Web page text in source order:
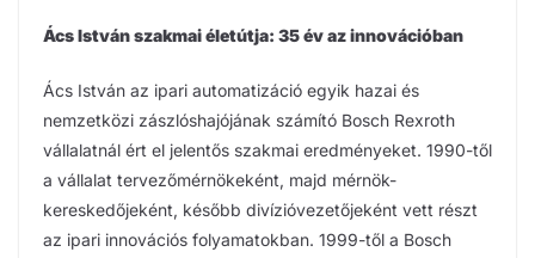
Ács István szakmai életútja: 35 év az innovációban
Ács István az ipari automatizáció egyik hazai és
nemzetközi zászlóshajójának számító Bosch Rexroth
vállalatnál ért el jelentős szakmai eredményeket. 1990-től
a vállalat tervezőmérnökeként, majd mérnök-
kereskedőjeként, később divízióvezetőjeként vett részt
az ipari innovációs folyamatokban. 1999-től a Bosch